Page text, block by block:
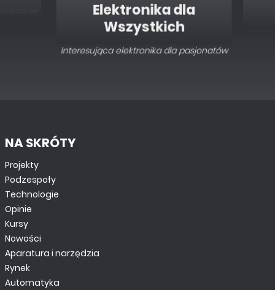
Elektronika dla
Wszystkich
Interesująca elektronika dla pasjonatów
NA SKRÓTY
Projekty
Podzespoły
Technologie
Opinie
Kursy
Nowości
Aparatura i narzędzia
Rynek
Automatyka